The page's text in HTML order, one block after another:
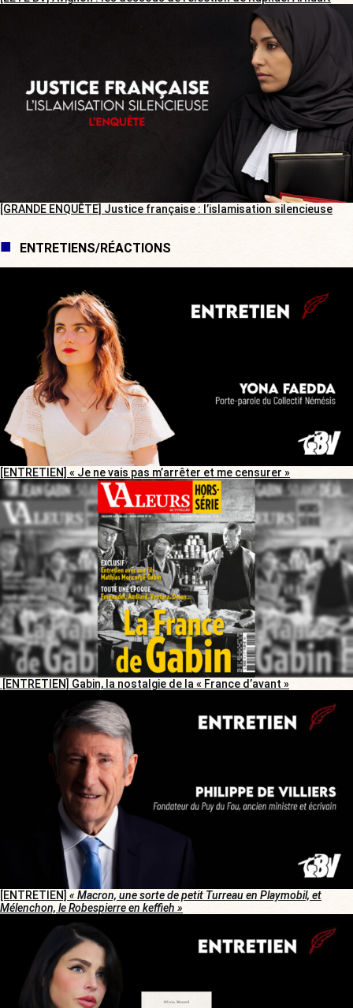
[GRANDE ENQUÊTE] Justice française : l’islamisation silencieuse
ENTRETIENS/RÉACTIONS
[ENTRETIEN] « Je ne vais pas m’arrêter et me censurer »
[ENTRETIEN] Gabin, la nostalgie de la « France d’avant »
[ENTRETIEN] « Macron, une sorte de petit Turreau en Playmobil, et
Mélenchon, le Robespierre en keffieh »